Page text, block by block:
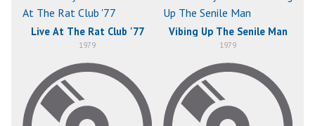
Live At The Rat Club '77
1979
Vibing Up The Senile Man
1979